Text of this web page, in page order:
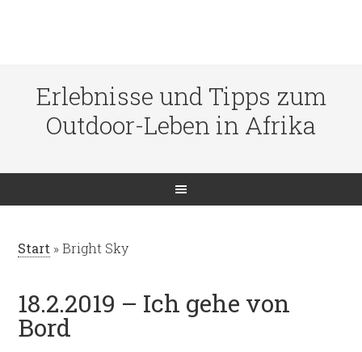
Erlebnisse und Tipps zum
Outdoor-Leben in Afrika
Start »Bright Sky
18.2.2019 – Ich gehe von
Bord